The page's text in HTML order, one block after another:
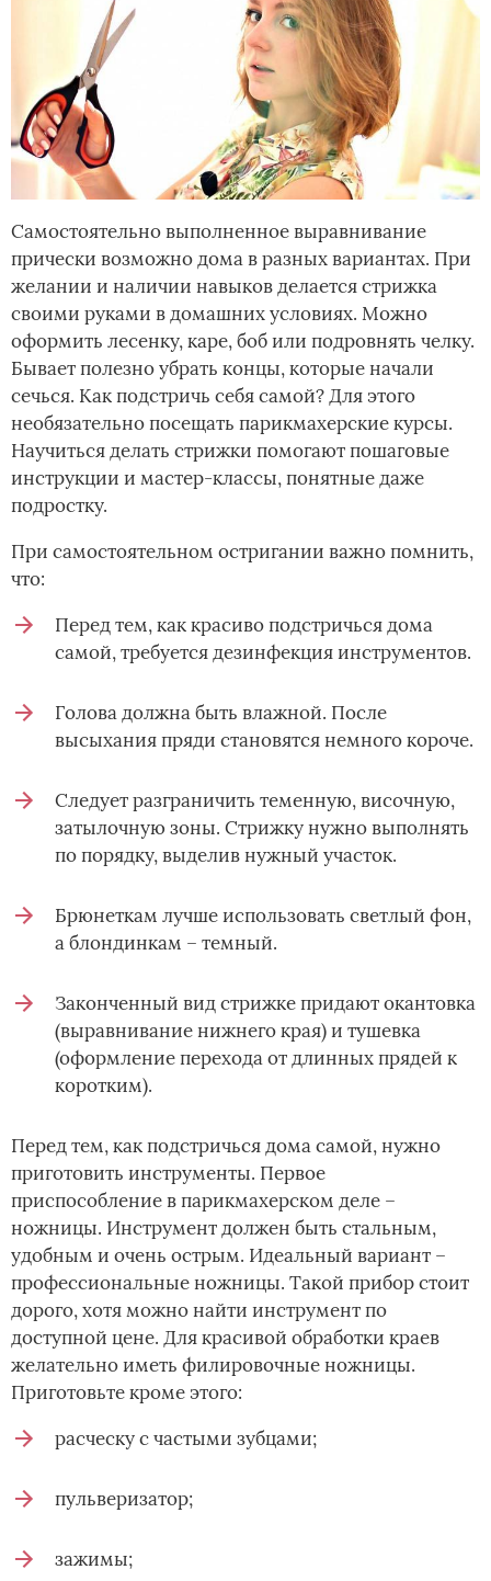
Самостоятельно выполненное выравнивание
прически возможно дома в разных вариантах. При
желании и наличии навыков делается стрижка
своими руками в домашних условиях. Можно
оформить лесенку, каре, боб или подровнять челку.
Бывает полезно убрать концы, которые начали
сечься. Как подстричь себя самой? Для этого
необязательно посещать парикмахерские курсы.
Научиться делать стрижки помогают пошаговые
инструкции и мастер-классы, понятные даже
подростку.
При самостоятельном остригании важно помнить,
что:
Перед тем, как красиво подстричься дома
самой, требуется дезинфекция инструментов.
Голова должна быть влажной. После
высыхания пряди становятся немного короче.
Следует разграничить теменную, височную,
затылочную зоны. Стрижку нужно выполнять
по порядку, выделив нужный участок.
Брюнеткам лучше использовать светлый фон,
а блондинкам – темный.
Законченный вид стрижке придают окантовка
(выравнивание нижнего края) и тушевка
(оформление перехода от длинных прядей к
коротким).
Перед тем, как подстричься дома самой, нужно
приготовить инструменты. Первое
приспособление в парикмахерском деле –
ножницы. Инструмент должен быть стальным,
удобным и очень острым. Идеальный вариант –
профессиональные ножницы. Такой прибор стоит
дорого, хотя можно найти инструмент по
доступной цене. Для красивой обработки краев
желательно иметь филировочные ножницы.
Приготовьте кроме этого:
расческу с частыми зубцами;
пульверизатор;
зажимы;